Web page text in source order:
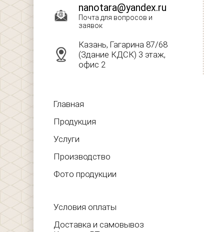
nanotara@yandex.ru
Почта для вопросов и
заявок
Казань, Гагарина 87/68
(Здание КДСК) 3 этаж,
офис 2
Главная
Продукция
Услуги
Производство
Фото продукции
Условия оплаты
Доставка и самовывоз